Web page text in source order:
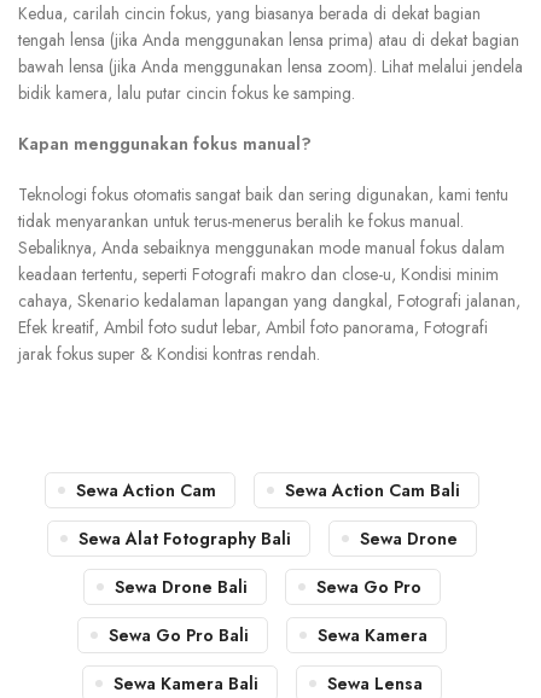
Kedua, carilah cincin fokus, yang biasanya berada di dekat bagian
tengah lensa (jika Anda menggunakan lensa prima) atau di dekat bagian
bawah lensa (jika Anda menggunakan lensa zoom). Lihat melalui jendela
bidik kamera, lalu putar cincin fokus ke samping.
Kapan menggunakan fokus manual?
Teknologi fokus otomatis sangat baik dan sering digunakan, kami tentu
tidak menyarankan untuk terus-menerus beralih ke fokus manual.
Sebaliknya, Anda sebaiknya menggunakan mode manual fokus dalam
keadaan tertentu, seperti Fotografi makro dan close-u, Kondisi minim
cahaya, Skenario kedalaman lapangan yang dangkal, Fotografi jalanan,
Efek kreatif, Ambil foto sudut lebar, Ambil foto panorama, Fotografi
jarak fokus super & Kondisi kontras rendah.
Sewa Action Cam
Sewa Action Cam Bali
Sewa Alat Fotography Bali
Sewa Drone
Sewa Drone Bali
Sewa Go Pro
Sewa Go Pro Bali
Sewa Kamera
Sewa Kamera Bali
Sewa Lensa